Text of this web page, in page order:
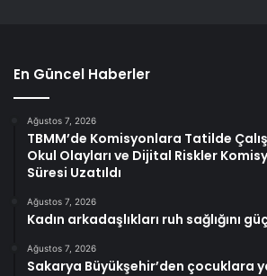
En Güncel Haberler
Ağustos 7, 2026
TBMM’de Komisyonlara Tatilde
Okul Olayları ve Dijital Riskler
Süresi Uzatıldı
Ağustos 7, 2026
Kadın arkadaşlıkları ruh sağlığını
Ağustos 7, 2026
Sakarya Büyükşehir’den çocuklara